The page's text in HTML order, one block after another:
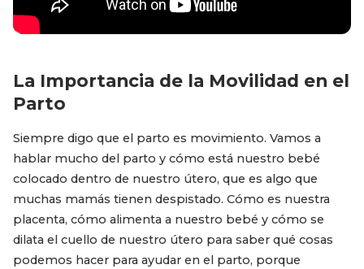
La Importancia de la Movilidad en el
Parto
Siempre digo que el parto es movimiento. Vamos a
hablar mucho del parto y cómo está nuestro bebé
colocado dentro de nuestro útero, que es algo que
muchas mamás tienen despistado. Cómo es nuestra
placenta, cómo alimenta a nuestro bebé y cómo se
dilata el cuello de nuestro útero para saber qué cosas
podemos hacer para ayudar en el parto, porque